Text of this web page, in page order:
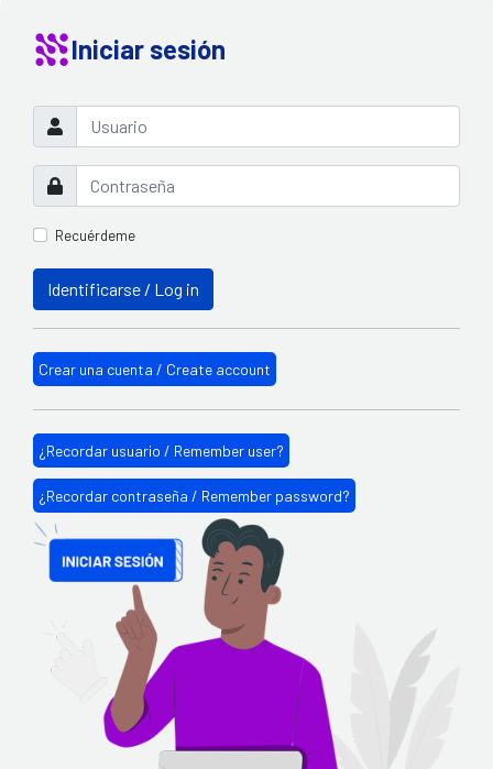
Iniciar sesión
Recuérdeme
Identificarse / Log in
Crear una cuenta / Create account
¿Recordar usuario / Remember user?
¿Recordar contraseña / Remember password?